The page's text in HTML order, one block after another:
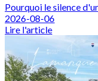
Pourquoi le silence
2026-08-06
Lire l'article